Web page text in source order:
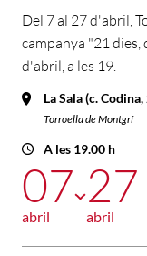
Del 7 al 27 d'abril,
campanya "21 dies,
d'abril, a les 19.
La Sala (c. Codina,
Torroella de Montgrí
A les 19.00 h
07
abril
27
abril